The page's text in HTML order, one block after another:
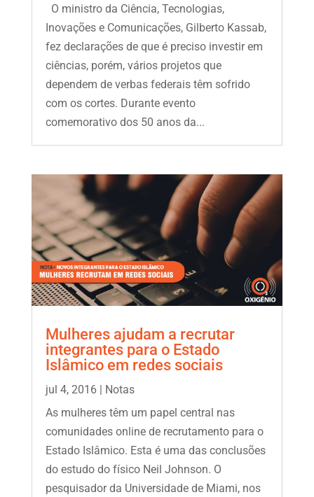
O ministro da Ciência, Tecnologias,
Inovações e Comunicações, Gilberto Kassab,
fez declarações de que é preciso investir em
ciências, porém, vários projetos que
dependem de verbas federais têm sofrido
com os cortes. Durante evento
comemorativo dos 50 anos da...
Mulheres ajudam a recrutar
integrantes para o Estado
Islâmico em redes sociais
jul 4, 2016| Notas
As mulheres têm um papel central nas
comunidades online de recrutamento para o
Estado Islâmico. Esta é uma das conclusões
do estudo do físico Neil Johnson. O
pesquisador da Universidade de Miami, nos